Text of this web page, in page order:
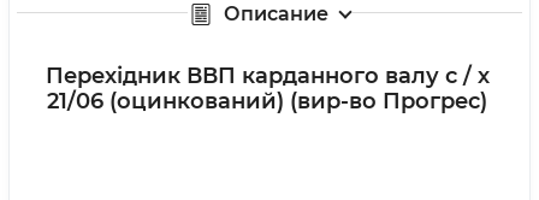
Описание
Перехідник ВВП карданного валу с / х
21/06 (оцинкований) (вир-во Прогрес)